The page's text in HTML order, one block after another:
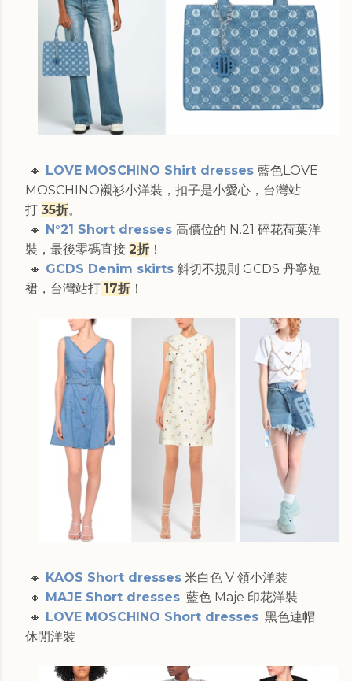
🔸 LOVE MOSCHINO Shirt dresses 藍色LOVE
MOSCHINO襯衫小洋裝，扣子是小愛心，台灣站
打 35折。
🔸 N°21 Short dresses 高價位的 N.21 碎花荷葉洋
裝，最後零碼直接 2折 ！
🔸 GCDS Denim skirts 斜切不規則 GCDS 丹寧短
裙，台灣站打 17折 ！
🔸 KAOS Short dresses 米白色 V 領小洋裝
🔸
MAJE Short dresses 藍色 Maje 印花洋裝
🔸
LOVE MOSCHINO Short dresses 黑色連帽
休閒洋裝